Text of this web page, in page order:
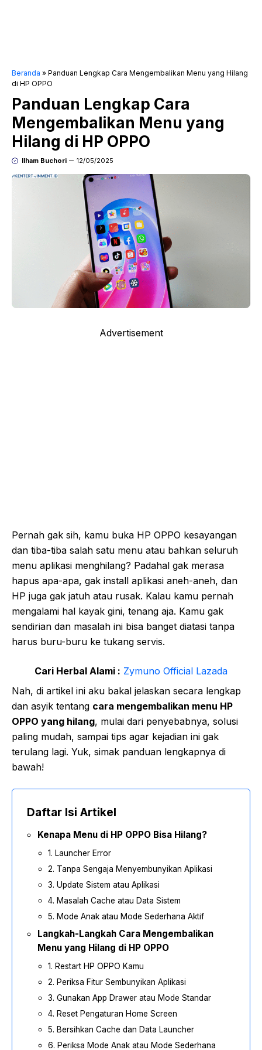
Beranda » Panduan Lengkap Cara Mengembalikan Menu yang Hilang
di HP OPPO
Panduan Lengkap Cara
Mengembalikan Menu yang
Hilang di HP OPPO
Ilham Buchori 12/05/2025
Advertisement
Pernah gak sih, kamu buka HP OPPO kesayangan
dan tiba-tiba salah satu menu atau bahkan seluruh
menu aplikasi menghilang? Padahal gak merasa
hapus apa-apa, gak install aplikasi aneh-aneh, dan
HP juga gak jatuh atau rusak. Kalau kamu pernah
mengalami hal kayak gini, tenang aja. Kamu gak
sendirian dan masalah ini bisa banget diatasi tanpa
harus buru-buru ke tukang servis.
Cari Herbal Alami : Zymuno Official Lazada
Nah, di artikel ini aku bakal jelaskan secara lengkap
dan asyik tentang cara mengembalikan menu HP
OPPO yang hilang, mulai dari penyebabnya, solusi
paling mudah, sampai tips agar kejadian ini gak
terulang lagi. Yuk, simak panduan lengkapnya di
bawah!
Daftar Isi Artikel
Kenapa Menu di HP OPPO Bisa Hilang?
1. Launcher Error
2. Tanpa Sengaja Menyembunyikan Aplikasi
3. Update Sistem atau Aplikasi
4. Masalah Cache atau Data Sistem
5. Mode Anak atau Mode Sederhana Aktif
Langkah-Langkah Cara Mengembalikan
Menu yang Hilang di HP OPPO
1. Restart HP OPPO Kamu
2. Periksa Fitur Sembunyikan Aplikasi
3. Gunakan App Drawer atau Mode Standar
4. Reset Pengaturan Home Screen
5. Bersihkan Cache dan Data Launcher
6. Periksa Mode Anak atau Mode Sederhana